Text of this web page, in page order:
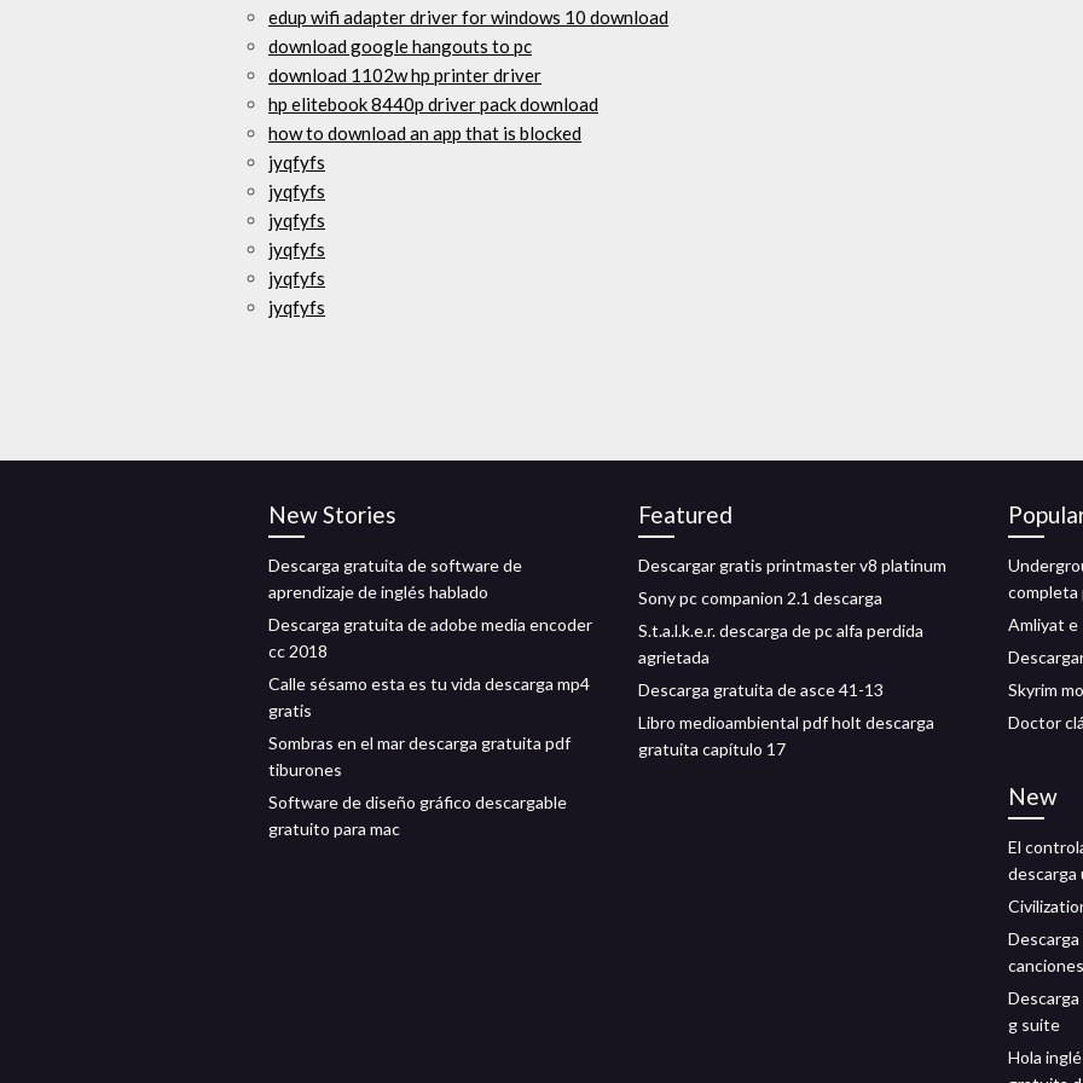
edup wifi adapter driver for windows 10 download
download google hangouts to pc
download 1102w hp printer driver
hp elitebook 8440p driver pack download
how to download an app that is blocked
jyqfyfs
jyqfyfs
jyqfyfs
jyqfyfs
jyqfyfs
jyqfyfs
New Stories
Descarga gratuita de software de
aprendizaje de inglés hablado
Descarga gratuita de adobe media encoder
cc 2018
Calle sésamo esta es tu vida descarga mp4
gratis
Sombras en el mar descarga gratuita pdf
tiburones
Software de diseño gráfico descargable
gratuito para mac
Featured
Descargar gratis printmaster v8 platinum
Sony pc companion 2.1 descarga
S.t.a.l.k.e.r. descarga de pc alfa perdida
agrietada
Descarga gratuita de asce 41-13
Libro medioambiental pdf holt descarga
gratuita capítulo 17
completa
Amliyat e
Skyrim
Doctor
New
El
descarga
canciones
g suite
Hola